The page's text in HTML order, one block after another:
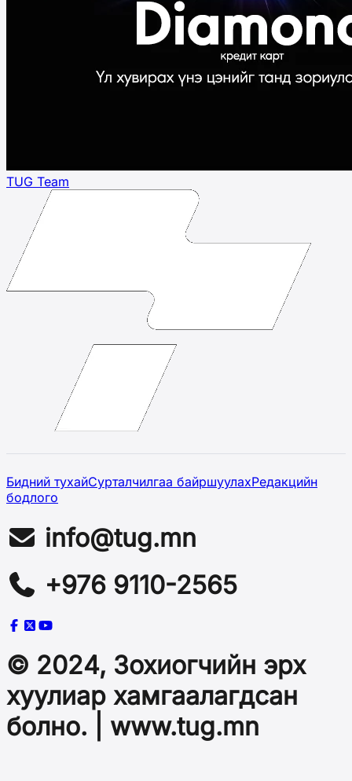
TUG Team
Бидний тухайСурталчилгаа байршуулахРедакцийн
бодлого
info@tug.mn
+976 9110-2565
© 2024, Зохиогчийн эрх
хуулиар хамгаалагдсан
болно. | www.tug.mn